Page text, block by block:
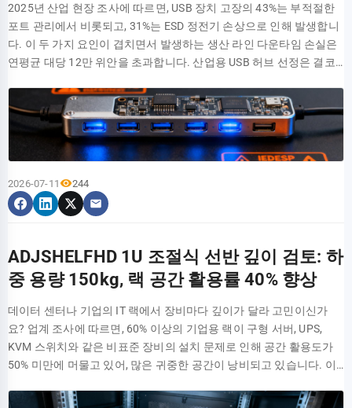
한 애플리케이션 시나리오에서 유연하게 배포할 수 있습니다. NLBL-
10F-CAT6A-PATCH 기술 문제 방지 가이드 FAQ 1. NLBL-10F-CAT6A-
PATCH가 지원하는 최대 대역폭과 전송 속도는 얼마입니까? 이 패치
코드는 TIA/EIA-568-C.2에 정의된 CAT6A 표준을 완전히 준수하며,
최대 500MHz의 동작 대역폭을 지원하고, 100미터 채널 거리 내에서
10Gbps(10GBASE-T)의 고속 데이터 전송 능력을 안정적으로 제공합
니다. 2. 이 패치 코드의 물리적 재질 및 구조적 독특한 장점은 무엇입
니까? 4쌍의 23AWG 실선 무산소동 도체를 채택하고, 유전체 층에 발
포 폴리에틸렌(FPE)을 사용하여 감쇄를 낮췄으며, 외피는 고난연 저
매연 무할로겐(LSZH) 소재를 사용했습니다. RJ45 플러그에는 50마
이크로인치의 고사양 금도금 핀을 사용하여 접촉 저항을 20밀리옴 미
만으로 보장하며, 장기적인 탈착과 신호 무결성을 보장합니다. 3.
시나리오에 적합합니까? '10F'는 물리적 길이 규격이 10피트(약 3.05
미터)임을 나타냅니다. 이 길이는 데이터 센터 캐비닛 내부, 캐비닛 간
상호 연결 및 기업 코어 스위치와 패치 패널(Patch Panel) 간의 고밀
도 케이블 정리를 위한 황금 규격입니다. 4. 이 패치 코드는 PoE 또는
더 높은 사양의 전송(예: 25G/40G)에서 어떻게 작동합니까? 고품질
23AWG 순구리 도체 설계를 기반으로 하여 고전력 PoE/PoE+/PoE++
전원 공급을 완벽하게 지원합니다. 단거리 배포(일반적으로 15~30미
대역폭 및 물리 계층 전송 요구 사항을 충족할 수 있습니다.
VCC_5V CH1_OUT CH2_OUT CH3_OUT CH4_OUT 단일 포트 전송 실
측: 공칭 5Gbps vs 실제 읽기/쓰기 속도 CrystalDiskMark 및 실제 파
일 전송의 두 가지 방식으로 검증을 진행했으며, 테스트 플랫폼은 프
론트 패널의 신호 감쇄 간섭을 배제하기 위해 기본 USB 3.0을 지원하
는 데스크톱 메인보드 후면 포트를 사용했습니다. 무부하 상태에서 단
일 포트 순차 읽기/쓰기 테스트 SATA 규격의 외장 SSD를 연결했을 때,
HB30A3A1CFB의 단일 포트 순차 읽기 속도는 380-420MB/s에서 안
정적으로 유지되었고, 쓰기 속도는 약 350-380MB/s를 기록했습니다.
이를 대역폭으로 환산하면 약 3.0-3.4Gbps로, 공칭 스펙인 5Gbps의
60%-70% 수준에 불과합니다. 이러한 격차는 10b/8b 인코딩 오버헤
드, 프로토콜 계층 손실 및 허브 칩의 처리 지연에서 기인합니다. 메인
보드 USB 3.0 포트에 직접 연결한 것과 비교하면 약 15%-20%의 속도
호환성 검증 4K 무작위 읽기/쓰기 성능은 일상적인 사용 경험에 상당
한 영향을 미칩니다. 실측 결과 무작위 읽기는 약 25MB/s, 쓰기는
18MB/s로 나타났으며, 직접 연결했을 때와 비교하여 감쇄 폭이 약
30% 내외로 확대되었습니다. NVMe 프로토콜 기반의 고속 SSD 방식
USB 메모리를 사용할 경우 HB30A3A1CFB는 명확한 병목 지점이 됩
니다. 메모리 자체는 최대 1000MB/s에 도달할 수 있지만 허브로 인해
400MB/s 이하로 제한되어 성능 낭비가 60%를 초과하게 됩니다. 다
인 문제점은 업스트림 대역폭을 공유한다는 점입니다.
言，这是保证稳定性的唯一防线。 HOST (PC) Re-timer Chip (Signal
Restore) DEVICE TX+ RX+ OUT+ IN- VCC (100W Power Delivery) 雷
电4认证与USB4兼容性：不只是“跑得通” 获得Thunderbolt 4认证意
味着这根线缆必须满足一连串严苛的硬性指标：至少40Gbps的带
通”的普通USB4线缆能比的。更进一步，主动式Thunderbolt 4线缆向
下兼容USB4、USB 3.2等标准，这意味着它是一根真正的“一线通”线
缆。你只需一根线，就能同时连接显示器、硬盘盒、网卡和充电器，
彻底告别桌面线缆缠绕的烦恼。这背后是Intel认证体系对用户体验的
会说谎 理论讲得再好，也不如一次实际的性能测试来得直观。下
面，我们将载入大型文件，并接入高负载的外接显卡扩展坞，用数据
到NAS的极限压榨 为了模拟最真实的创作场景，我们使用
BlackMagic Disk Speed Test进行测试，将一块高性能NVMe SSD通
过主动式Thunderbolt 4线缆连接至电脑。实测显示，在传输一个约
2800MB/s读和2600MB/s写以上。与0.8米的被动式参考线缆相比，
速度损耗不足3%，这在2米的长度下堪称惊艳。这意味着你在剪辑
时，可以几乎无感地访问外置素材库，就像操作内置硬盘一样流畅。
外接显卡扩展坞：高负载场景下的带宽稳定测试 对于游戏玩家和3D
渲染师来说，外接显卡扩展坞（eGPU）是“压榨”线缆带宽的终极场
2025년 산업 현장 조사에 따르면, USB 장치 고장의 43%는 부적절한
포트 관리에서 비롯되고, 31%는 ESD 정전기 손상으로 인해 발생합니
다. 이 두 가지 요인이 겹치면서 발생하는 생산 라인 다운타임 손실은
연평균 대당 12만 위안을 초과합니다. 산업용 USB 허브 선정은 결코
워크를 구축해야 합니다. 본문은 IEC 61000-4-2, USB-IF BC1.2 등 업
계 표준을 기반으로 12가지 핵심 파라미터를 분석하여 엔지니어에게
실질적인 선정 의사 결정 모델을 제공합니다. 산업용 USB 허브의 시
나리오별 요구사항 재정의 HOST 산업용 PC VBUS / D± USB 허브 컨
기중 포트 절연 출력 스마트 제조 현장의 5대 대표적 페인 포인트
(Pain Point) 산업 환경은 소비자용 제품을 훨씬 뛰어넘는 가혹한 요
에 직면하며, 온도 범위 측면에서 실외 기지국은 -40℃~+85℃의 광
대역 온도 운전을 견뎌야 합니다. 전자기 간섭(EMI) 시나리오에서는
10V/m 이상에 달할 수 있습니다. 또한, 먼지와 기름 오염의 침식 및
24/7 상시 동작에 대한 신뢰성 요구는 산업용 제품 선정의 기초적인
제약 조건이 됩니다. 소비자용과 산업용의 핵심 성능 격차 소비자용
허브와 산업용 제품 간에는 본질적인 차이가 존재합니다. MTBF(평균
2026-07-11 244
ADJSHELFHD 1U 조절식 선반 깊이 검토: 하
중 용량 150kg, 랙 공간 활용률 40% 향상
데이터 센터나 기업의 IT 랙에서 장비마다 깊이가 달라 고민이신가
요? 업계 조사에 따르면, 60% 이상의 기업용 랙이 구형 서버, UPS,
KVM 스위치와 같은 비표준 장비의 설치 문제로 인해 공간 활용도가
50% 미만에 머물고 있어, 많은 귀중한 공간이 낭비되고 있습니다. 이
니다. 이러한 문제를 해결하기 위해 ADJSHELFHD 1U 조절식 선반이